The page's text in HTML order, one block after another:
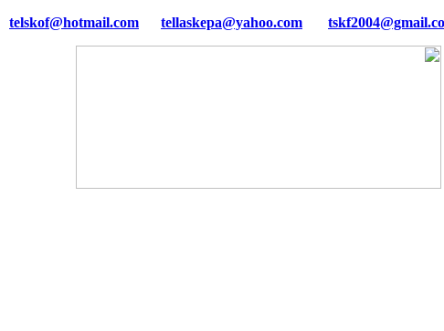
tellaskepa@yahoo.com